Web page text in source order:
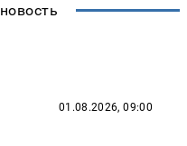
01.08.2026, 09:00